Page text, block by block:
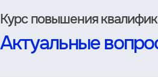
Курс повышения
Актуальные